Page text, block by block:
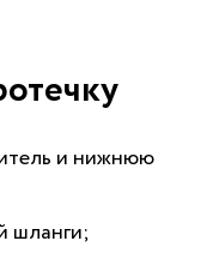
и нижнюю
шланги;